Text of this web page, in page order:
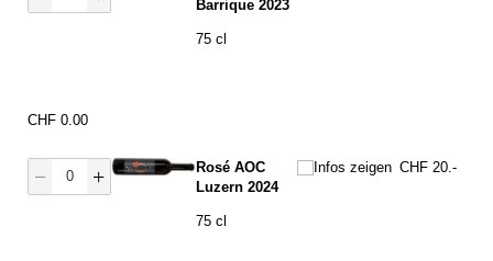
Barrique 2023
75 cl
Preis
CHF 0.00
Menge O Rose
Rosé AOC
Luzern 2024
75 cl
Infos zeigen
Infos zeigen CHF 20.-